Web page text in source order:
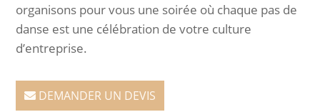
organisons pour vous une soirée où chaque pas de
danse est une célébration de votre culture
d’entreprise.
DEMANDER UN DEVIS